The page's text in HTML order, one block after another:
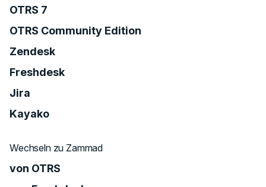
OTRS 7
OTRS Community Edition
Zendesk
Freshdesk
Jira
Kayako
Wechseln zu Zammad
von OTRS